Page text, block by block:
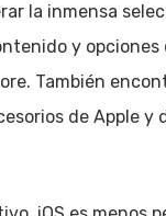
la inmensa
y opciones
También
de Apple y